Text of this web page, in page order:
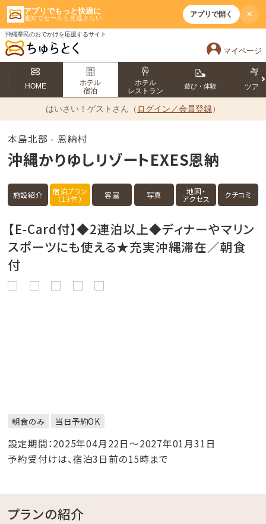
アプリでもっと快適に
通知でセールも見逃さない アプリで開く ×
沖縄県民のおでかけを応援するサイト
マイページ
HOME
ホテル
宿泊
ホテル
レストラン
遊び・体験 ツアー
はいさい！ ゲストさん（ ログイン／会員登録）
本島北部 - 恩納村
沖縄かりゆしリゾートEXES恩納
施設紹介 宿泊プラン
（13件） 客室 写真 地図・
アクセス クチコミ
【E-Card付】◆2連泊以上◆ディナーやマリン
スポーツにも使える★充実沖縄滞在／朝食
付
朝食のみ 当日予約OK
設定期間：2025年04月22日～2027年01月31日
予約受付けは、宿泊3日前の15時まで
プランの紹介